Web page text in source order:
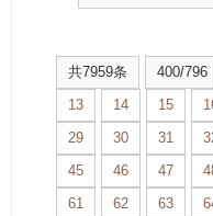
共7959条 400/796
13
14 15
29
30 31
45
46 47
61
62 63